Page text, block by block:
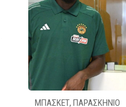
ΜΠΑΣΚΕΤ, ΠΑΡΑΣΚΗΝΙΟ